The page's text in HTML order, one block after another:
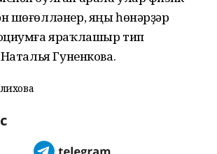
шөғөлләнер, яңы һөнәрҙәр
яраҡлашыр тип
Гуненкова.